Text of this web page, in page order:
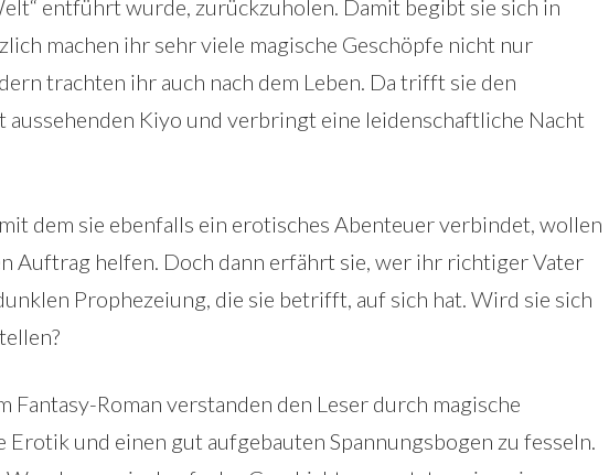
entführt wurde, zurückzuholen. Damit begibt sie sich in
machen ihr sehr viele magische Geschöpfe nicht nur
trachten ihr auch nach dem Leben. Da trifft sie den
aussehenden Kiyo und verbringt eine leidenschaftliche Nacht
dem sie ebenfalls ein erotisches Abenteuer verbindet, wollen
Auftrag helfen. Doch dann erfährt sie, wer ihr richtiger Vater
Prophezeiung, die sie betrifft, auf sich hat. Wird sie sich
Fantasy-Roman verstanden den Leser durch magische
Erotik und einen gut aufgebauten Spannungsbogen zu fesseln.